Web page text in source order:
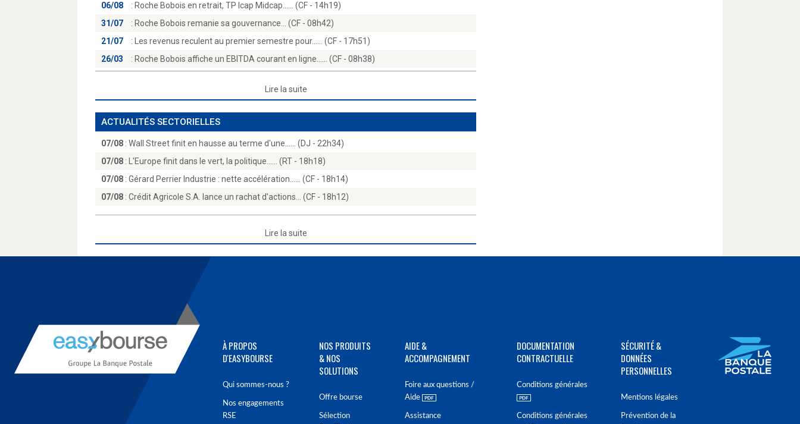
06/08 : Roche Bobois en retrait, TP Icap Midcap...… (CF - 14h19)
31/07
: Roche Bobois remanie sa gouvernance… (CF - 08h42)
21/07
:
Les revenus reculent au premier semestre pour...… (CF - 17h51)
26/03
: Roche Bobois affiche un EBITDA courant en ligne...… (CF - 08h38)
Lire la suite
ACTUALITÉS SECTORIELLES
07/08 : Wall Street finit en hausse au terme d'une...… (DJ - 22h34)
07/08 :
L'Europe finit dans le vert, la politique...… (RT - 18h18)
07/08 : Gérard Perrier Industrie : nette accélération...… (CF - 18h14)
07/08 : Crédit Agricole S.A. lance un rachat d'actions… (CF - 18h12)
Lire la suite
À PROPOS
D'EASYBOURSE
Qui sommes-nous ?
Nos engagements
RSE
NOS PRODUITS
& NOS
SOLUTIONS
Offre bourse
Sélection
AIDE &
ACCOMPAGNEMENT
Foire aux questions /
Aide
Assistance
DOCUMENTATION
CONTRACTUELLE
Conditions générales
Conditions générales
SÉCURITÉ &
DONNÉES
PERSONNELLES
Mentions légales
Prévention de la